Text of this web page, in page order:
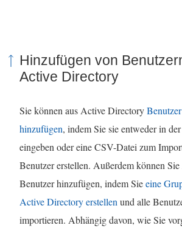
Hinzufügen von
Active Directory
Sie können aus Active Directory
hinzufügen, indem Sie sie entweder in
eingeben oder eine CSV-Datei zum
Benutzer erstellen. Außerdem können
Benutzer hinzufügen, indem Sieeine
Active Directory erstellenund alle
importieren. Abhängig davon, wie Sie